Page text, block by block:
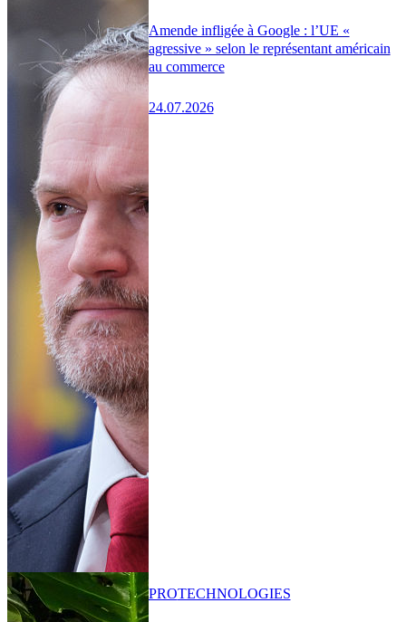
Amende infligée à Google : l’UE «
agressive » selon le représentant américain
au commerce
24.07.2026
PROTECHNOLOGIES